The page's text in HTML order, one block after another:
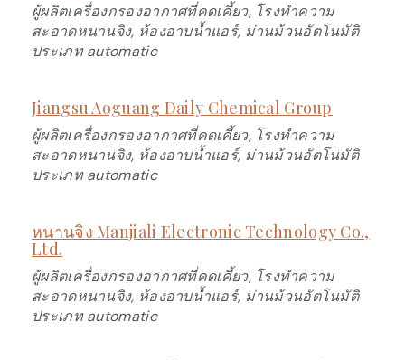
ผู้ผลิตเครื่องกรองอากาศที่คดเคี้ยว, โรงทำความ
สะอาดหนานจิง, ห้องอาบน้ำแอร์, ม่านม้วนอัตโนมัติ
ประเภท automatic
Jiangsu Aoguang Daily Chemical Group
ผู้ผลิตเครื่องกรองอากาศที่คดเคี้ยว, โรงทำความ
สะอาดหนานจิง, ห้องอาบน้ำแอร์, ม่านม้วนอัตโนมัติ
ประเภท automatic
หนานจิง Manjiali Electronic Technology Co.,
Ltd.
ผู้ผลิตเครื่องกรองอากาศที่คดเคี้ยว, โรงทำความ
สะอาดหนานจิง, ห้องอาบน้ำแอร์, ม่านม้วนอัตโนมัติ
ประเภท automatic